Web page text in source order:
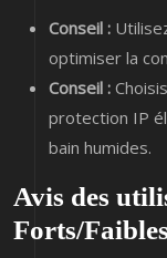
Conseil :
optimiser la
Conseil :
protection IP
bain humides.
Avis des
Forts/Faibles